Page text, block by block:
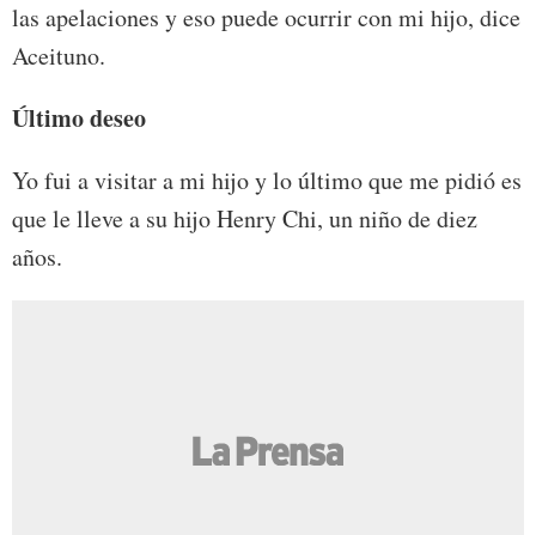
las apelaciones y eso puede ocurrir con mi hijo, dice
Aceituno.
Último deseo
Yo fui a visitar a mi hijo y lo último que me pidió es
que le lleve a su hijo Henry Chi, un niño de diez
años.